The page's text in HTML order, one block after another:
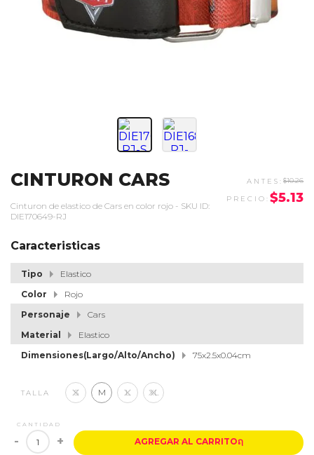
CINTURON CARS $10.26
$5.13
Cinturon de elastico de Cars en color rojo - SKU ID:
DIE170649-RJ
Caracteristicas
Tipo
Elastico
Color
Rojo
Personaje
Cars
Material
Elastico
Dimensiones(Largo/Alto/Ancho)
75x2.5x0.04cm
TALLA S M L XL
CANTIDAD
- + AGREGAR AL CARRITOຐ